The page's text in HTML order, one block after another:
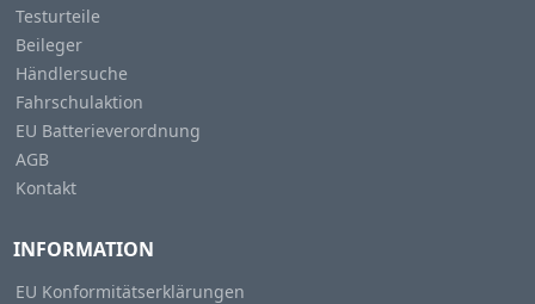
Testurteile
Beileger
Händlersuche
Fahrschulaktion
EU Batterieverordnung
AGB
Kontakt
INFORMATION
EU Konformitätserklärungen